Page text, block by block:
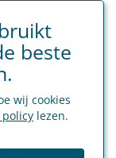
beste
wij cookies
policy lezen.